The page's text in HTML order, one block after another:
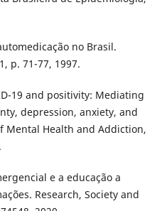
no Brasil.
p. 71-77, 1997.
19 and positivity: Mediating
depression, anxiety, and
Mental Health and Addiction,
e a educação a
Research, Society and